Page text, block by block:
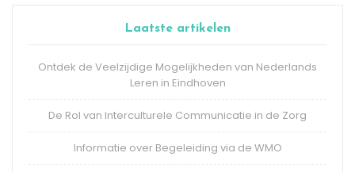
Laatste artikelen
Ontdek de Veelzijdige Mogelijkheden van Nederlands
Leren in Eindhoven
De Rol van Interculturele Communicatie in de Zorg
Informatie over Begeleiding via de WMO